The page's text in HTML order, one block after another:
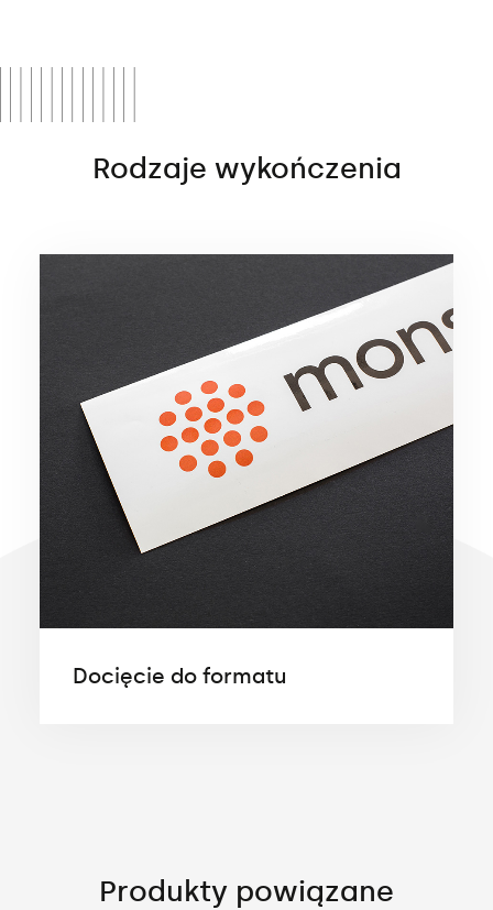
Rodzaje wykończenia
Docięcie do formatu
Produkty powiązane